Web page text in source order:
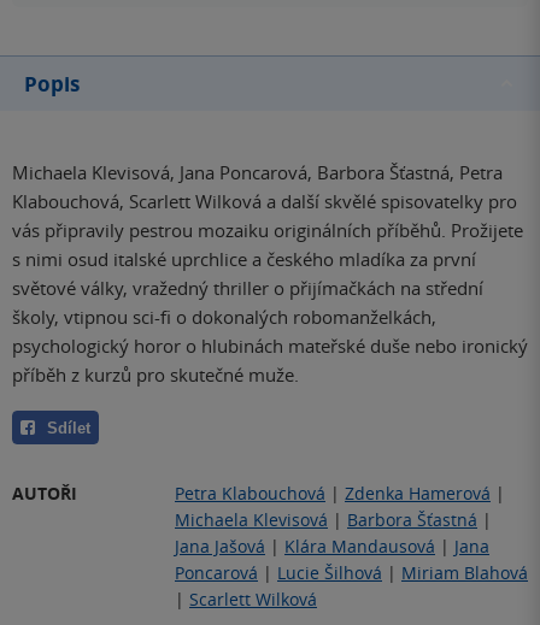
Popis
Michaela Klevisová, Jana Poncarová, Barbora Šťastná, Petra
Klabouchová, Scarlett Wilková a další skvělé spisovatelky pro
vás připravily pestrou mozaiku originálních příběhů. Prožijete
s nimi osud italské uprchlice a českého mladíka za první
světové války, vražedný thriller o přijímačkách na střední
školy, vtipnou sci-fi o dokonalých robomanželkách,
psychologický horor o hlubinách mateřské duše nebo ironický
příběh z kurzů pro skutečné muže.
Sdílet
AUTOŘI Petra Klabouchová | Zdenka Hamerová |
Michaela Klevisová | Barbora Šťastná |
Jana Jašová | Klára Mandausová | Jana
Poncarová | Lucie Šilhová | Miriam Blahová
| Scarlett Wilková